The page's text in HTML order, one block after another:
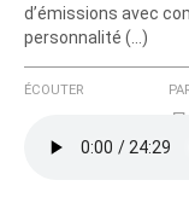
Ajoutez
d’émissions avec
personnalité (…)
ÉCOUTER